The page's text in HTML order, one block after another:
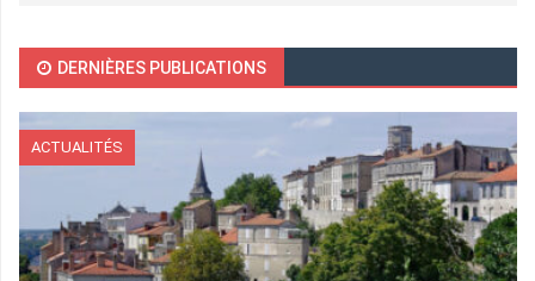
DERNIÈRES PUBLICATIONS
ACTUALITÉS